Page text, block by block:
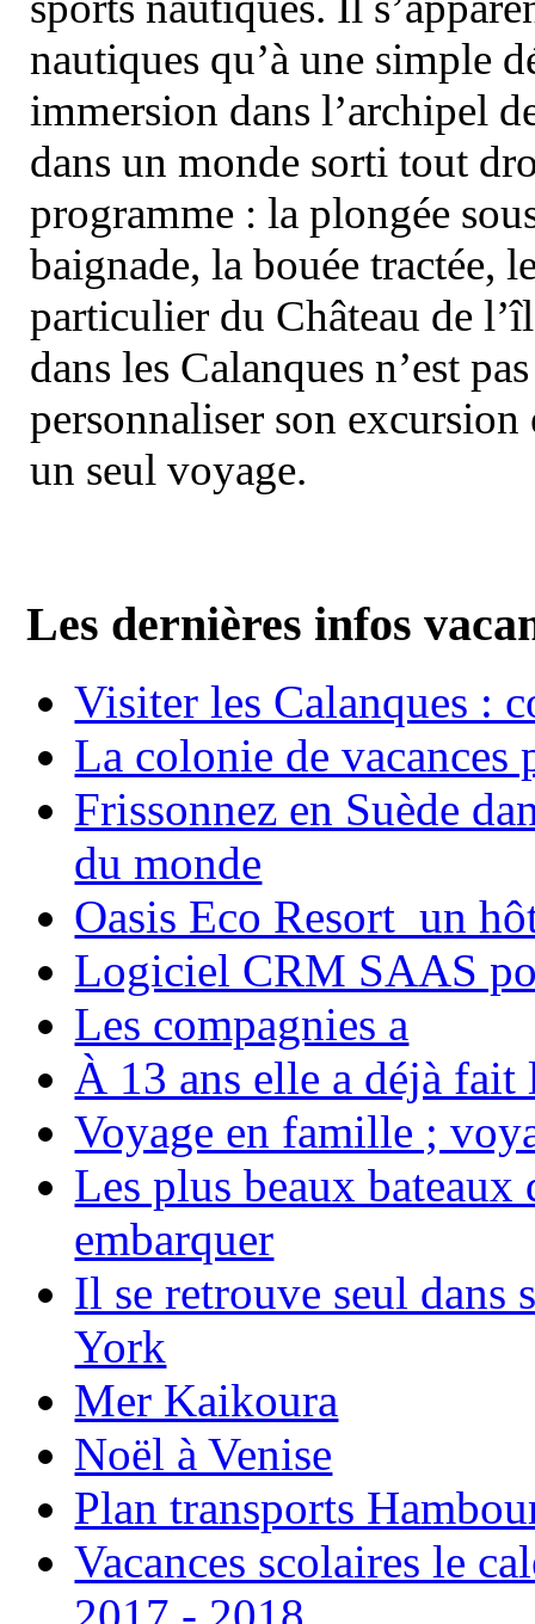
nautiques qu’à une simple
immersion dans l’archipel
dans un monde sorti tout
programme : la plongée
baignade, la bouée tractée,
particulier du Château de
dans les Calanques n’est
personnaliser son
un seul voyage.
Les dernières infos
Visiter les Calanques :
La colonie de vacances
Frissonnez en Suède
du monde
Oasis Eco Resort un
Logiciel CRM SAAS
Les compagnies a
À 13 ans elle a déjà
Voyage en famille ;
Les plus beaux bateaux
embarquer
Il se retrouve seul dans
York
Mer Kaikoura
Noël à Venise
Plan transports
Vacances scolaires le